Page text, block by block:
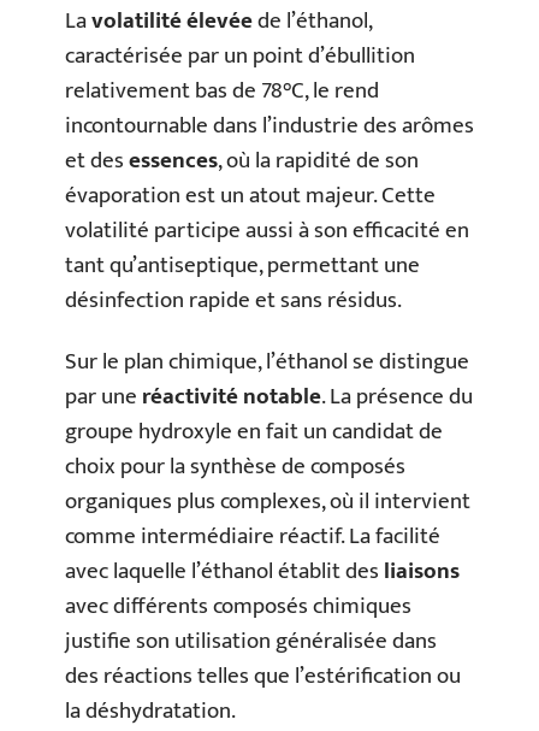
Lavolatilité élevéede l’éthanol,
caractérisée par un point d’ébullition
relativement bas de 78°C, le rend
incontournable dans l’industrie des arômes
et desessences, où la rapidité de son
évaporation est un atout majeur. Cette
volatilité participe aussi à son efficacité en
tant qu’antiseptique, permettant une
désinfection rapide et sans résidus.
Sur le plan chimique, l’éthanol se distingue
par uneréactivité notable. La présence du
groupe hydroxyle en fait un candidat de
choix pour la synthèse de composés
organiques plus complexes, où il intervient
comme intermédiaire réactif. La facilité
avec laquelle l’éthanol établit desliaisons
avec différents composés chimiques
justifie son utilisation généralisée dans
des réactions telles que l’estérification ou
la déshydratation.